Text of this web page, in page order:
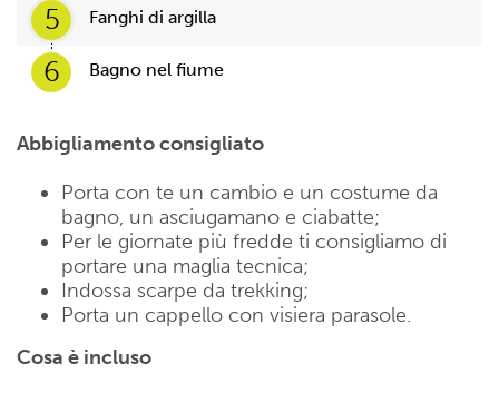
5 Fanghi di argilla
6 Bagno nel fiume
Abbigliamento consigliato
Porta con te un cambio e un costume da
bagno, un asciugamano e ciabatte;
Per le giornate più fredde ti consigliamo di
portare una maglia tecnica;
Indossa scarpe da trekking;
Porta un cappello con visiera parasole.
Cosa è incluso